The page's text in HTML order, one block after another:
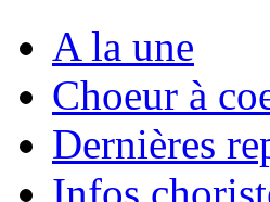
A la une
Choeur à
Dernières
Infos